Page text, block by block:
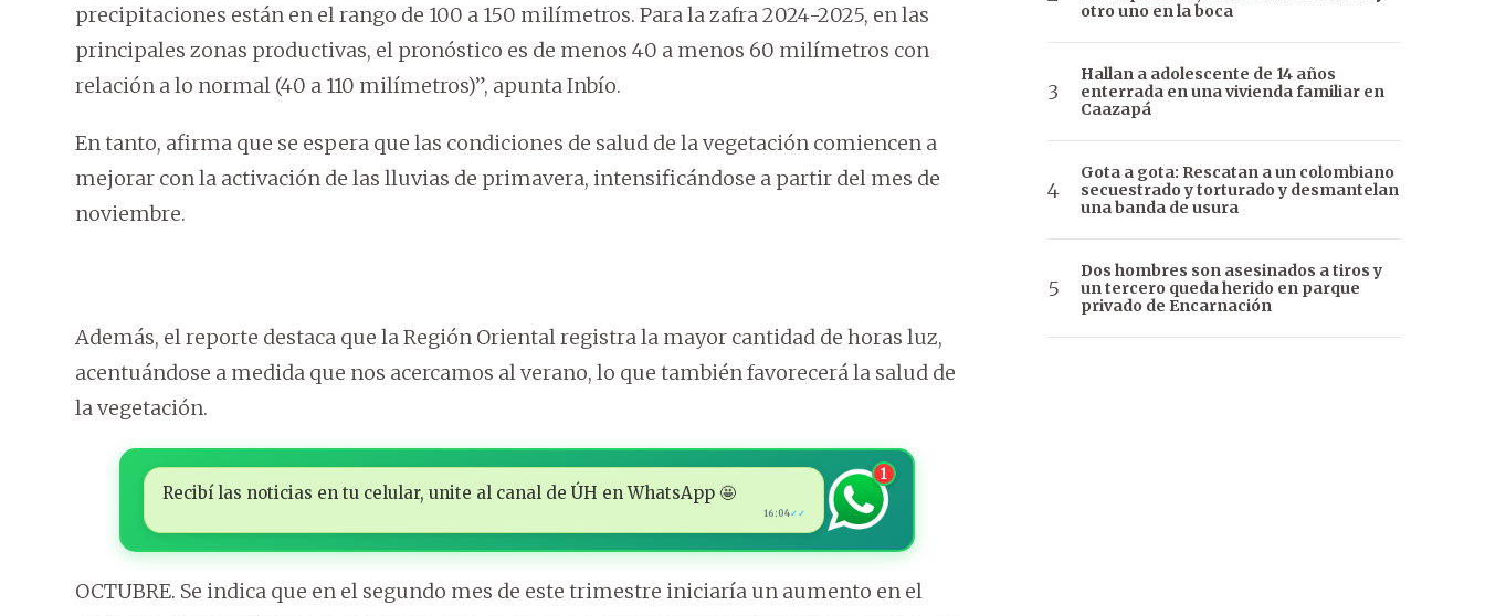
precipitaciones están en el rango de 100 a 150 milímetros. Para la zafra 2024-2025, en las
principales zonas productivas, el pronóstico es de menos 40 a menos 60 milímetros con
relación a lo normal (40 a 110 milímetros)”, apunta Inbío.
En tanto, afirma que se espera que las condiciones de salud de la vegetación comiencen a
mejorar con la activación de las lluvias de primavera, intensificándose a partir del mes de
noviembre.
Además, el reporte destaca que la Región Oriental registra la mayor cantidad de horas luz,
acentuándose a medida que nos acercamos al verano, lo que también favorecerá la salud de
la vegetación.
Recibí las noticias en tu celular, unite al canal de ÚH en WhatsApp 🤩
16:04✓✓
1
OCTUBRE. Se indica que en el segundo mes de este trimestre iniciaría un aumento en el
otro uno en la boca
Hallan a adolescente de 14 años
enterrada en una vivienda familiar en
Caazapá
Gota a gota: Rescatan a un colombiano
secuestrado y torturado y desmantelan
una banda de usura
Dos hombres son asesinados a tiros y
un tercero queda herido en parque
privado de Encarnación